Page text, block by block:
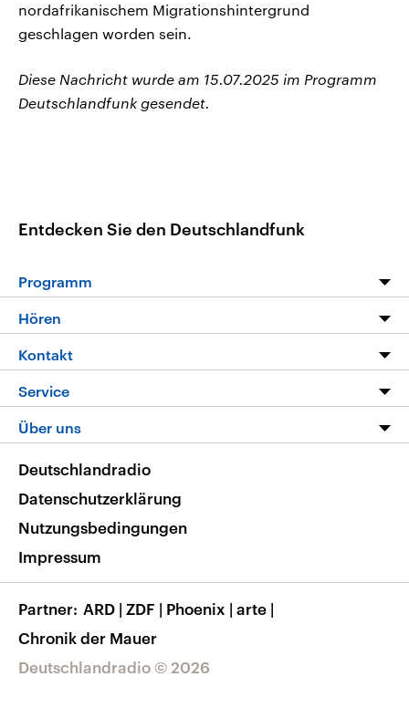
nordafrikanischem Migrationshintergrund
geschlagen worden sein.
Diese Nachricht wurde am 15.07.2025 im Programm
Deutschlandfunk gesendet.
Entdecken Sie den Deutschlandfunk
Programm
Programm
Die Nachrichten
Nachrichtenleicht
Neue Beiträge auf dlf.de
Hören
Livestream
Podcasts
Deutschlandfunk App
Nachrichten App
Frequenzen
Kontakt
Hörerservice
Service
FAQ
Veranstaltungen
Musikliste
RSS
Über uns
Barrierefreiheit
Deutschlandradio © 2026
Deutschlandradio
Datenschutzerklärung
Nutzungsbedingungen
Impressum
Partner ARD | ZDF | Phoenix | arte |
Chronik der Mauer